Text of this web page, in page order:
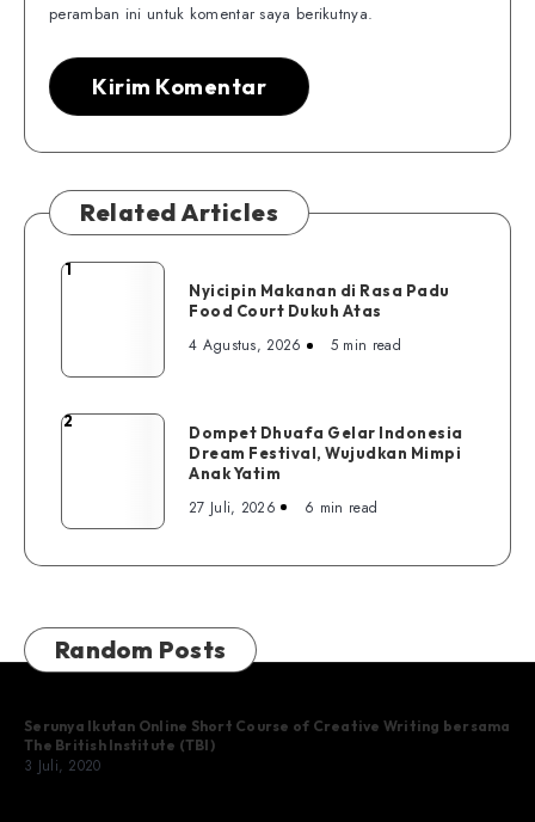
peramban ini untuk komentar saya berikutnya.
Related Articles
Nyicipin
Food
1
Nyicipin Makanan di Rasa Padu
Food Court Dukuh Atas
4 Agustus, 2026 5 min read
Dompet
Festival,
Anak
Yatim
2
Dompet Dhuafa Gelar Indonesia
Dream Festival, Wujudkan Mimpi
Anak Yatim
27 Juli, 2026 6 min read
Random Posts
Serunya Ikutan Online Short Course of Creative Writing bersama
The British Institute (TBI)
3 Juli, 2020